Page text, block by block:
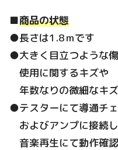
■商品の状態
●長さは1.8ｍです
●大きく目立つような傷
使用に関するキズや
年数なりの微細なキ
●テスターにて導通チ
およびアンプに接続
音楽再生にて動作確